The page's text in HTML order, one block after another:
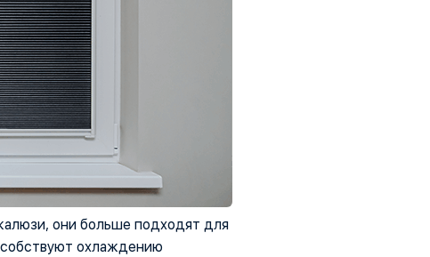
они больше подходят для
охлаждению